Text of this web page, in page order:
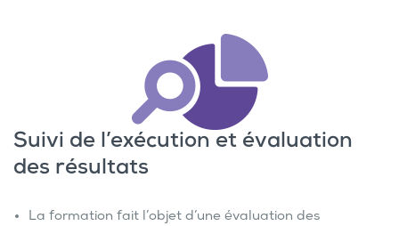
Suivi de l’exécution et évaluation
des résultats
La formation fait l’objet d’une évaluation des